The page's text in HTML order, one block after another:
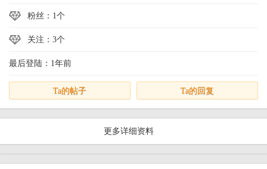
粉丝：1个
关注：3个
最后登陆：1年前
Ta的帖子 Ta的回复
更多详细资料